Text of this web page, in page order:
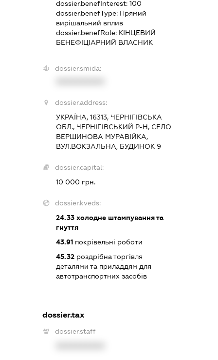
dossier.benefInterest: 100
dossier.benefType: Прямий
вирішальний вплив
dossier.benefRole: КІНЦЕВИЙ
БЕНЕФІЦІАРНИЙ ВЛАСНИК
dossier.smida:
dossier.address:
УКРАЇНА, 16313, ЧЕРНІГІВСЬКА
ОБЛ., ЧЕРНІГІВСЬКИЙ Р-Н, СЕЛО
ВЕРШИНОВА МУРАВІЙКА,
ВУЛ.ВОКЗАЛЬНА, БУДИНОК 9
dossier.capital:
10 000 грн.
dossier.kveds:
24.33холодне штампування та
гнуття
43.91покрівельні роботи
45.32роздрібна торгівля
деталями та приладдям для
автотранспортних засобів
dossier.tax
dossier.staff